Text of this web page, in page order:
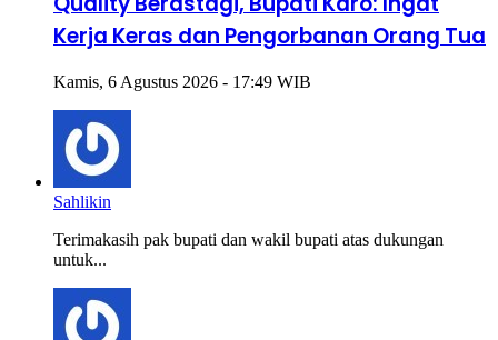
Kerja Keras dan Pengorbanan Orang Tua
Kamis, 6 Agustus 2026 - 17:49 WIB
Sahlikin
Terimakasih pak bupati dan wakil bupati atas dukungan
untuk...